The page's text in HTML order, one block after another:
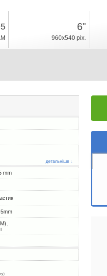
6"
960x540 pix.
детальніше ↓
mm